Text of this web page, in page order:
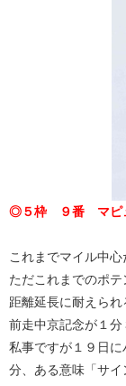
◎５枠 ９番 マピ
これまでマイル中心
ただこれまでのポテ
距離延長に耐えられ
前走中京記念が１分
私事ですが１９日
分、ある意味「サイ